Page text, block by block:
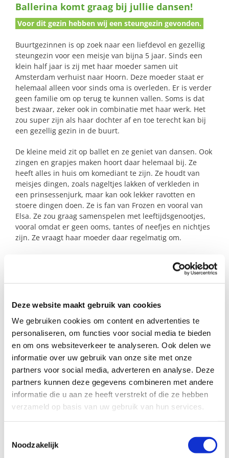
Deze website maakt gebruik van cookies
We gebruiken cookies om content en advertenties te
personaliseren, om functies voor social media te bieden
en om ons websiteverkeer te analyseren. Ook delen we
informatie over uw gebruik van onze site met onze
partners voor social media, adverteren en analyse. Deze
partners kunnen deze gegevens combineren met andere
informatie die u aan ze heeft verstrekt of die ze hebben
verzameld op basis van uw gebruik van hun services.
Noodzakelijk
naar:
Ballerina komt graag bij jullie dansen!
Voor dit gezin hebben wij een steungezin gevonden.
Buurtgezinnen is op zoek naar een liefdevol en gezellig
steungezin voor een meisje van bijna 5 jaar. Sinds een
klein half jaar is zij met haar moeder samen uit
Amsterdam verhuist naar Hoorn. Deze moeder staat er
helemaal alleen voor sinds oma is overleden. Er is verder
geen familie om op terug te kunnen vallen. Soms is dat
best zwaar, zeker ook in combinatie met haar werk. Het
zou super zijn als haar dochter af en toe terecht kan bij
een gezellig gezin in de buurt.
De kleine meid zit op ballet en ze geniet van dansen. Ook
zingen en grapjes maken hoort daar helemaal bij. Ze
heeft alles in huis om komediant te zijn. Ze houdt van
meisjes dingen, zoals nageltjes lakken of verkleden in
een prinsessenjurk, maar kan ook lekker ravotten en
stoere dingen doen. Ze is fan van Frozen en vooral van
Elsa. Ze zou graag samenspelen met leeftijdsgenootjes,
vooral omdat er geen ooms, tantes of neefjes en nichtjes
zijn. Ze vraagt haar moeder daar regelmatig om.
jullie komen dansen? Dan komt ze dolgraag bij jullie
Neem dan gerust contact op. We gaan graag in gesprek
om te kijken of er een mooie match kan ontstaan!
Profiel steungezin
Wij zoeken een gezin in Hoorn, Zwaag of
Blokker:
• Waar dit meisje mag komen spelen;
• Dat op de vrijdagmiddag of een dag in het
weekend beschikbaar is (mag ook om de week);